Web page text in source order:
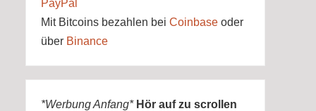
PayPal
Mit Bitcoins bezahlen bei Coinbaseoder
über Binance
*Werbung Anfang* Hör auf zu scrollen